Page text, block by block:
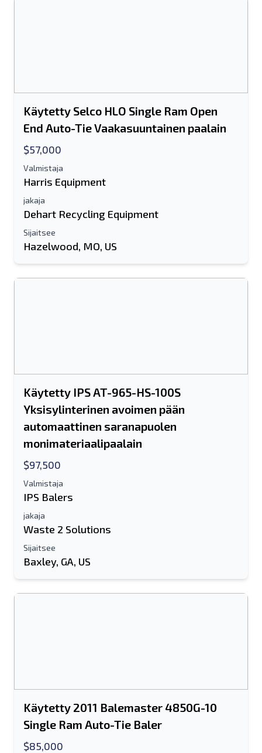
Koko nimi
Sähköpostiosoite
Matkapuhelin
Käytetty Selco HLO Single Ram Open
End Auto-Tie Vaakasuuntainen paalain
$57,000
Valmistaja
Harris Equipment
jakaja
Dehart Recycling Equipment
Sijaitsee
Hazelwood, MO, US
Käytetty IPS AT-965-HS-100S
Yksisylinterinen avoimen pään
automaattinen saranapuolen
monimateriaalipaalain
$97,500
Valmistaja
IPS Balers
jakaja
Waste 2 Solutions
Sijaitsee
Baxley, GA, US
Käytetty 2011 Balemaster 4850G-10
Single Ram Auto-Tie Baler
$85,000
Koko nimesi
lisäinformaatio
Lähettää